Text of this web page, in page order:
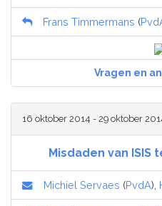
Frans Timmermans (
Vragen en
16 oktober 2014 - 29 oktober
Misdaden van ISIS
Michiel Servaes (PvdA),